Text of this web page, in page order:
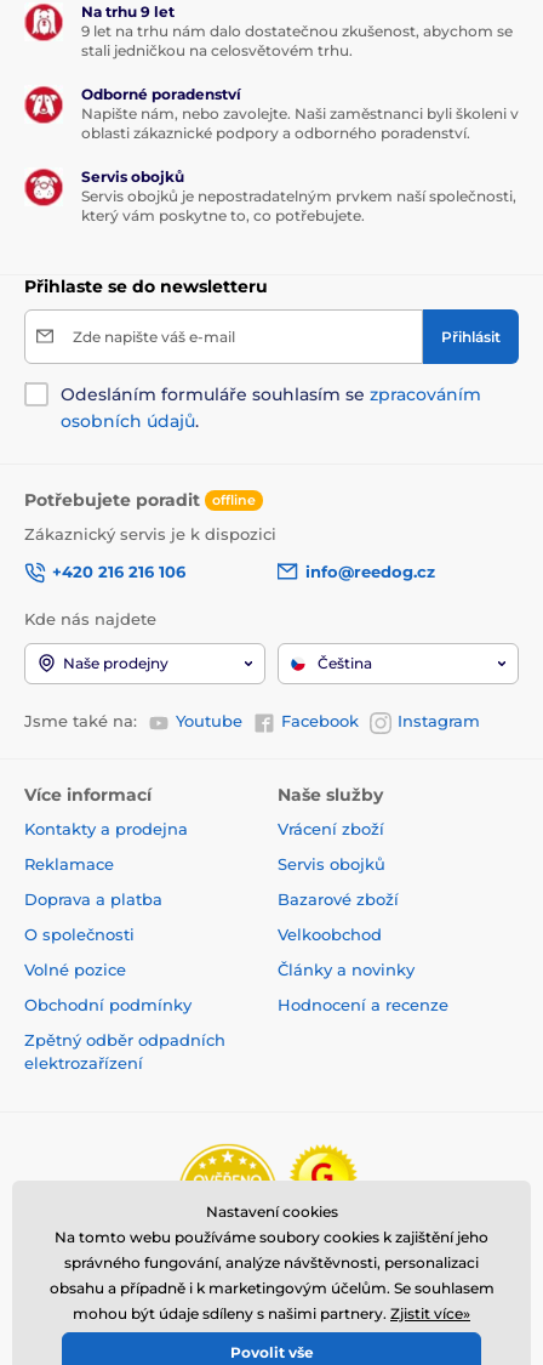
Na trhu 9 let
9 let na trhu nám dalo dostatečnou zkušenost, abychom se
stali jedničkou na celosvětovém trhu.
Odborné poradenství
Napište nám, nebo zavolejte. Naši zaměstnanci byli školeni v
oblasti zákaznické podpory a odborného poradenství.
Servis obojků
Servis obojků je nepostradatelným prvkem naší společnosti,
který vám poskytne to, co potřebujete.
Přihlaste se do newsletteru
Zde napište váš e-mail Přihlásit
Odesláním formuláře souhlasím se zpracováním
osobních údajů.
Potřebujete poradit offline
Zákaznický servis je k dispozici
+420 216 216 106
info@reedog.cz
Kde nás najdete
Naše prodejny Čeština
Jsme také na: Youtube Facebook Instagram
Více informací
Kontakty a prodejna
Reklamace
Doprava a platba
O společnosti
Volné pozice
Obchodní podmínky
Zpětný odběr odpadních
elektrozařízení
Naše služby
Vrácení zboží
Servis obojků
Bazarové zboží
Velkoobchod
Články a novinky
Hodnocení a recenze
© 2026 www.reedog.cz ⦁ E-shop vytvořila
Nastavení cookies
Na tomto webu používáme soubory cookies k zajištění jeho
správného fungování, analýze návštěvnosti, personalizaci
obsahu a případně i k marketingovým účelům. Se souhlasem
mohou být údaje sdíleny s našimi partnery. Zjistit více»
Povolit vše